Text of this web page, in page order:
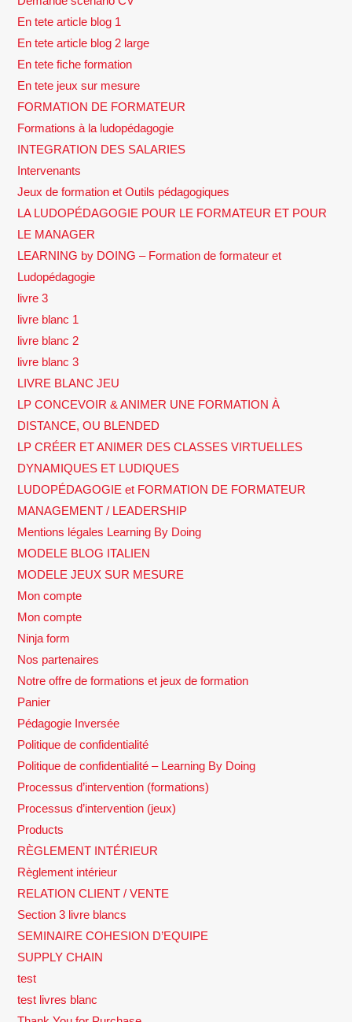
En tete article blog 1
En tete article blog 2 large
En tete fiche formation
En tete jeux sur mesure
FORMATION DE FORMATEUR
Formations à la ludopédagogie
INTEGRATION DES SALARIES
Intervenants
Jeux de formation et Outils pédagogiques
LA LUDOPÉDAGOGIE POUR LE FORMATEUR ET POUR
LE MANAGER
LEARNING by DOING – Formation de formateur et
Ludopédagogie
livre 3
livre blanc 1
livre blanc 2
livre blanc 3
LIVRE BLANC JEU
LP CONCEVOIR & ANIMER UNE FORMATION À
DISTANCE, OU BLENDED
LP CRÉER ET ANIMER DES CLASSES VIRTUELLES
DYNAMIQUES ET LUDIQUES
LUDOPÉDAGOGIE et FORMATION DE FORMATEUR
MANAGEMENT / LEADERSHIP
Mentions légales Learning By Doing
MODELE BLOG ITALIEN
MODELE JEUX SUR MESURE
Mon compte
Mon compte
Ninja form
Nos partenaires
Notre offre de formations et jeux de formation
Panier
Pédagogie Inversée
Politique de confidentialité
Politique de confidentialité – Learning By Doing
Processus d’intervention (formations)
Processus d’intervention (jeux)
Products
RÈGLEMENT INTÉRIEUR
Règlement intérieur
RELATION CLIENT / VENTE
Section 3 livre blancs
SEMINAIRE COHESION D’EQUIPE
SUPPLY CHAIN
test
test livres blanc